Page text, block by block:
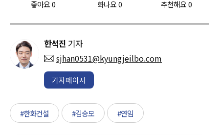
좋아요0 화나요0 추천해요 0
한석진 기자
sjhan0531@kyungjeilbo.com
기자페이지
#한화건설 #김승모 #연임